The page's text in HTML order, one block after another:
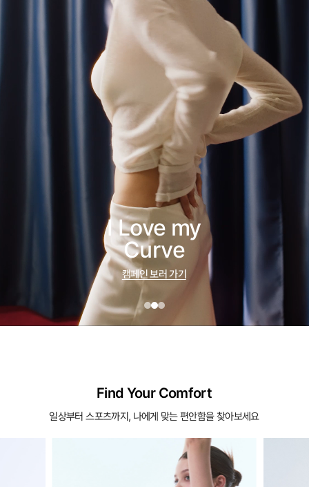
I Love my
Curve
캠페인 보러 가기
Find Your Comfort
일상부터 스포츠까지, 나에게 맞는 편안함을 찾아보세요